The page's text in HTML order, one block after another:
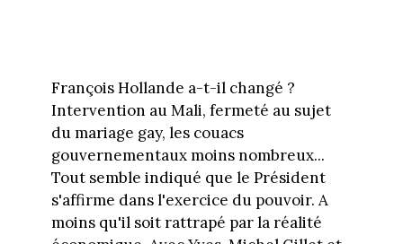
François Hollande a-t-il changé ?
Intervention au Mali, fermeté au sujet
du mariage gay, les couacs
gouvernementaux moins nombreux...
Tout semble indiqué que le Président
s'affirme dans l'exercice du pouvoir. A
moins qu'il soit rattrapé par la réalité